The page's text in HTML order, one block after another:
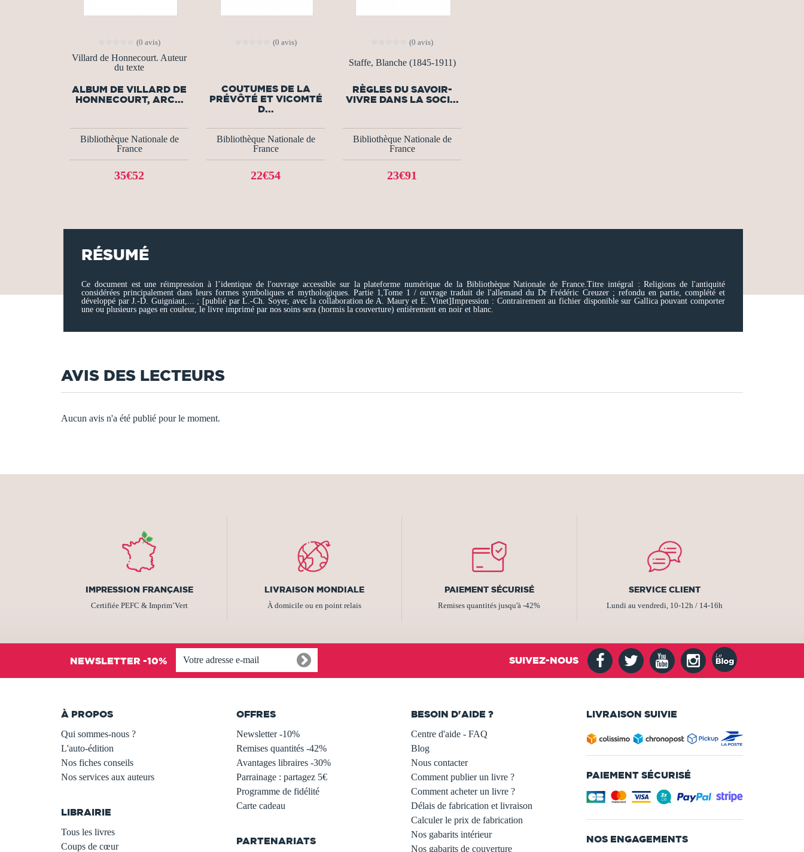
(0 avis)
Villard de Honnecourt. Auteur
du texte
ALBUM DE VILLARD DE
HONNECOURT, ARC...
Bibliothèque Nationale de
France
35€52
(0 avis)
COUTUMES DE LA
PRÉVÔTÉ ET VICOMTÉ
D...
Bibliothèque Nationale de
France
22€54
(0 avis)
Staffe, Blanche (1845-1911)
RÈGLES DU SAVOIR-
VIVRE DANS LA SOCI...
Bibliothèque Nationale de
France
23€91
RÉSUMÉ
Ce document est une réimpression à l’identique de l'ouvrage accessible sur la plateforme numérique de la Bibliothèque Nationale de France.Titre intégral : Religions de l'antiquité
considérées principalement dans leurs formes symboliques et mythologiques. Partie 1,Tome 1 / ouvrage traduit de l'allemand du Dr Frédéric Creuzer ; refondu en partie, complété et
développé par J.-D. Guigniaut,... ; [publié par L.-Ch. Soyer, avec la collaboration de A. Maury et E. Vinet]Impression : Contrairement au fichier disponible sur Gallica pouvant comporter
une ou plusieurs pages en couleur, le livre imprimé par nos soins sera (hormis la couverture) entièrement en noir et blanc.
AVIS DES LECTEURS
Aucun avis n'a été publié pour le moment.
IMPRESSION FRANÇAISE
Certifiée PEFC & Imprim’Vert
LIVRAISON MONDIALE
À domicile ou en point relais
PAIEMENT SÉCURISÉ
Remises quantités jusqu'à -42%
SERVICE CLIENT
Lundi au vendredi, 10-12h / 14-16h
NEWSLETTER -10% SUIVEZ-NOUS
À PROPOS
Qui sommes-nous ?
L'auto-édition
Nos fiches conseils
Nos services aux auteurs
LIBRAIRIE
Tous les livres
Coups de cœur
OFFRES
Newsletter -10%
Remises quantités -42%
Avantages libraires -30%
Parrainage : partagez 5€
Programme de fidélité
Carte cadeau
PARTENARIATS
BESOIN D'AIDE ?
Centre d'aide - FAQ
Blog
Nous contacter
Comment publier un livre ?
Comment acheter un livre ?
Délais de fabrication et livraison
Calculer le prix de fabrication
Nos gabarits intérieur
Nos gabarits de couverture
LIVRAISON SUIVIE
PAIEMENT SÉCURISÉ
NOS ENGAGEMENTS